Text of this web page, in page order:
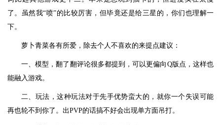
了。虽然我“喷”的比较厉害，但毕竟还是给三星的，你们也理解一
下。
萝卜青菜各有所爱，除去个人不喜欢的来提点建议：
一、模型，翻了翻评论很多都提到，可以更偏向Q版点，这样也
能融入游戏。
二、玩法，这种玩法对于先手优势蛮大的，就你一个失误可能
再也轮不到你了。出PVP的话搞不好会出现单方面吊打。